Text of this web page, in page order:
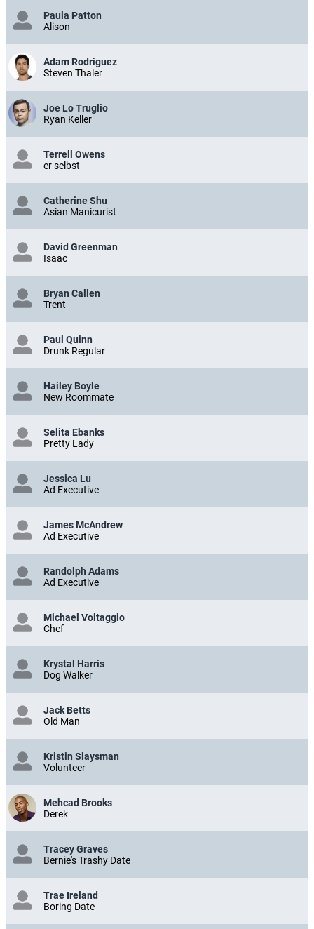
Paula Patton
Alison
Adam Rodriguez
Steven Thaler
Joe Lo Truglio
Ryan Keller
Terrell Owens
er selbst
Catherine Shu
Asian Manicurist
David Greenman
Isaac
Bryan Callen
Trent
Paul Quinn
Drunk Regular
Hailey Boyle
New Roommate
Selita Ebanks
Pretty Lady
Jessica Lu
Ad Executive
James McAndrew
Ad Executive
Randolph Adams
Ad Executive
Michael Voltaggio
Chef
Krystal Harris
Dog Walker
Jack Betts
Old Man
Kristin Slaysman
Volunteer
Mehcad Brooks
Derek
Tracey Graves
Bernie's Trashy Date
Trae Ireland
Boring Date